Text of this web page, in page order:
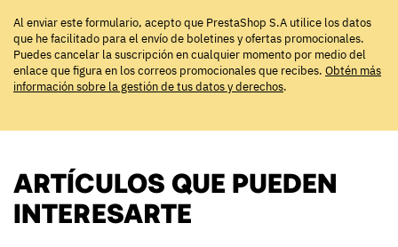
Al enviar este formulario, acepto que PrestaShop S.A utilice los datos
que he facilitado para el envío de boletines y ofertas promocionales.
Puedes cancelar la suscripción en cualquier momento por medio del
enlace que figura en los correos promocionales que recibes. Obtén más
información sobre la gestión de tus datos y derechos.
ARTÍCULOS QUE PUEDEN
INTERESARTE